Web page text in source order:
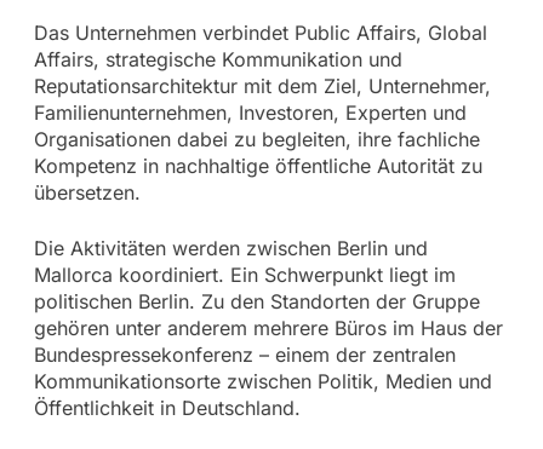
Das Unternehmen verbindet Public Affairs, Global
Affairs, strategische Kommunikation und
Reputationsarchitektur mit dem Ziel, Unternehmer,
Familienunternehmen, Investoren, Experten und
Organisationen dabei zu begleiten, ihre fachliche
Kompetenz in nachhaltige öffentliche Autorität zu
übersetzen.
Die Aktivitäten werden zwischen Berlin und
Mallorca koordiniert. Ein Schwerpunkt liegt im
politischen Berlin. Zu den Standorten der Gruppe
gehören unter anderem mehrere Büros im Haus der
Bundespressekonferenz – einem der zentralen
Kommunikationsorte zwischen Politik, Medien und
Öffentlichkeit in Deutschland.